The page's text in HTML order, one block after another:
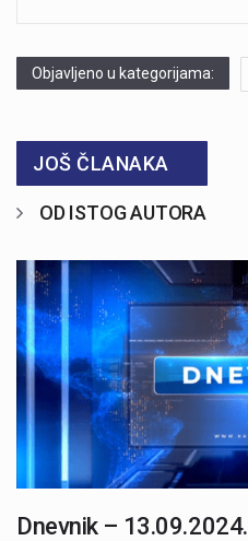
Objavljeno u kategorijama:
JOŠ ČLANAKA
OD ISTOG AUTORA
Dnevnik – 13.09.2024.